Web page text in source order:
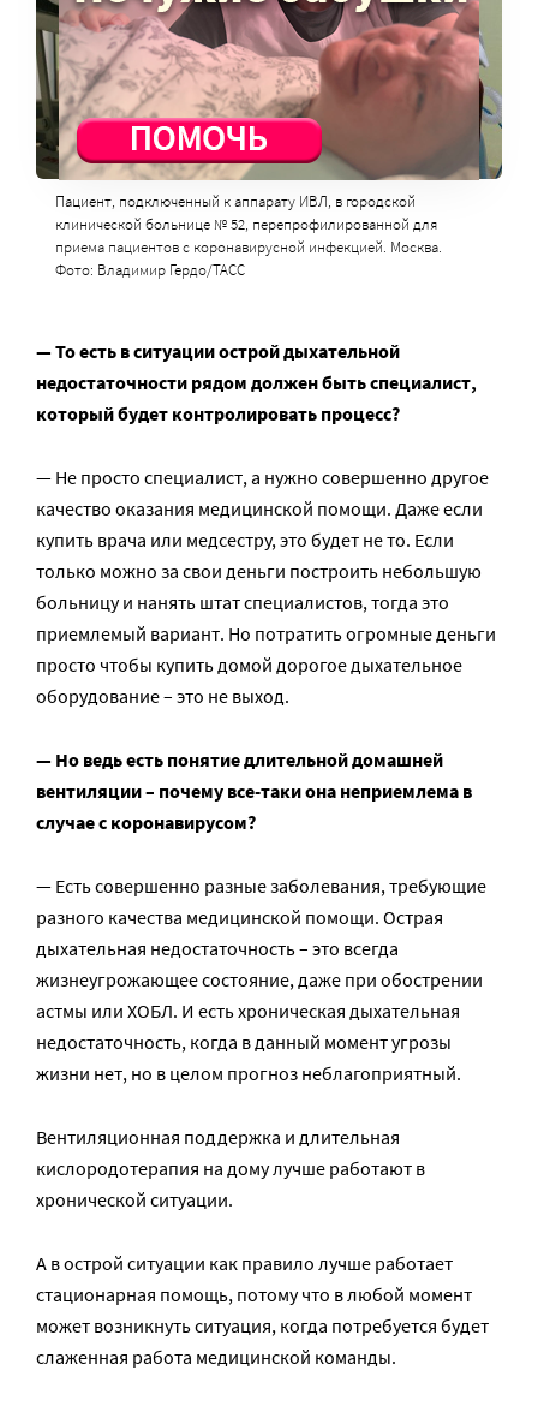
Пациент, подключенный к аппарату ИВЛ, в городской
клинической больнице № 52, перепрофилированной для
приема пациентов с коронавирусной инфекцией. Москва.
Фото: Владимир Гердо/ТАСС
— То есть в ситуации острой дыхательной
недостаточности рядом должен быть специалист,
который будет контролировать процесс?
— Не просто специалист, а нужно совершенно другое
качество оказания медицинской помощи. Даже если
купить врача или медсестру, это будет не то. Если
только можно за свои деньги построить небольшую
больницу и нанять штат специалистов, тогда это
приемлемый вариант. Но потратить огромные деньги
просто чтобы купить домой дорогое дыхательное
оборудование – это не выход.
— Но ведь есть понятие длительной домашней
вентиляции – почему все-таки она неприемлема в
случае с коронавирусом?
— Есть совершенно разные заболевания, требующие
разного качества медицинской помощи. Острая
дыхательная недостаточность – это всегда
жизнеугрожающее состояние, даже при обострении
астмы или ХОБЛ. И есть хроническая дыхательная
недостаточность, когда в данный момент угрозы
жизни нет, но в целом прогноз неблагоприятный.
Вентиляционная поддержка и длительная
кислородотерапия на дому лучше работают в
хронической ситуации.
А в острой ситуации как правило лучше работает
стационарная помощь, потому что в любой момент
может возникнуть ситуация, когда потребуется будет
слаженная работа медицинской команды.